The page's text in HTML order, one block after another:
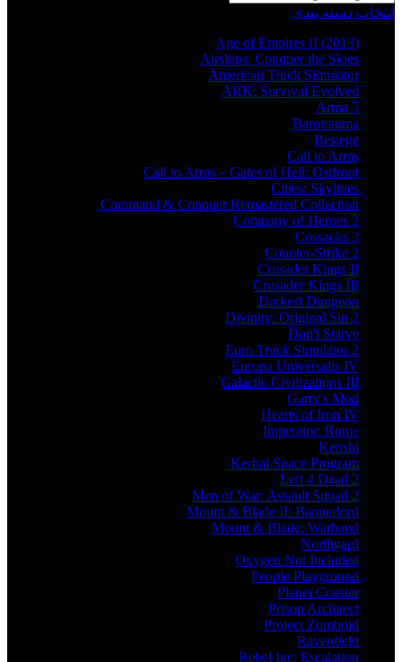
انتخاب دسته بندی
Age of Empires II (2013)
Airships: Conquer the Skies
American Truck Simulator
ARK: Survival Evolved
Arma 3
Barotrauma
Besiege
Call to Arms
Call to Arms – Gates of Hell: Ostfront
Cities: Skylines
Command & Conquer Remastered Collection
Company of Heroes 2
Cossacks 3
Counter-Strike 2
Crusader Kings II
Crusader Kings III
Darkest Dungeon
Divinity: Original Sin 2
Don't Starve
Euro Truck Simulator 2
Europa Universalis IV
Galactic Civilizations III
Garry's Mod
Hearts of Iron IV
Imperator: Rome
Kenshi
Kerbal Space Program
Left 4 Dead 2
Men of War: Assault Squad 2
Mount & Blade II: Bannerlord
Mount & Blade: Warband
Northgard
Oxygen Not Included
People Playground
Planet Coaster
Prison Architect
Project Zomboid
Ravenfield
Rebel Inc: Escalation